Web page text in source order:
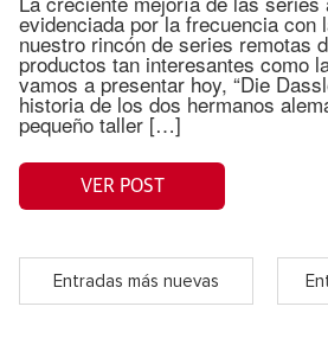
evidenciada por la frecuencia con
nuestro rincón de series remotas
productos tan interesantes como
vamos a presentar hoy, “Die
historia de los dos hermanos
pequeño taller […]
VER POST
Entradas más nuevas